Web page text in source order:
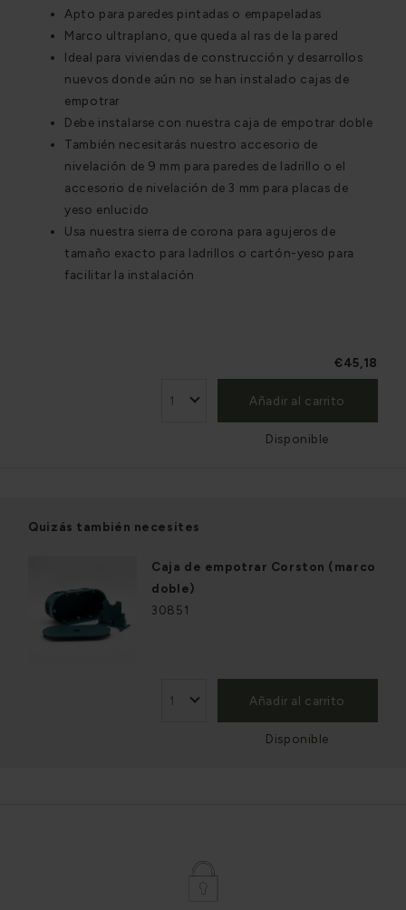
Apto para paredes pintadas o empapeladas
Marco ultraplano, que queda al ras de la pared
Ideal para viviendas de construcción y desarrollos
nuevos donde aún no se han instalado cajas de
empotrar
Debe instalarse con nuestra caja de empotrar doble
También necesitarás nuestro accesorio de
nivelación de 9 mm para paredes de ladrillo o el
accesorio de nivelación de 3 mm para placas de
yeso enlucido
Usa nuestra sierra de corona para agujeros de
tamaño exacto para ladrillos o cartón-yeso para
facilitar la instalación
€45,18
Añadir al carrito
Disponible
Quizás también necesites
Caja de empotrar Corston (marco
doble)
30851
Añadir al carrito
Disponible